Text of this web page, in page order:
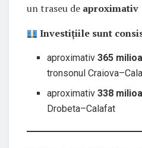
un traseu de aproximativ
Investițiile sunt
aproximativ365
tronsonul
aproximativ338
Drobeta–Calafat